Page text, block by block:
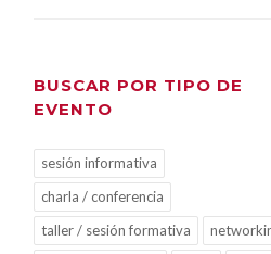
BUSCAR POR TIPO DE
EVENTO
sesión informativa
charla / conferencia
taller / sesión formativa